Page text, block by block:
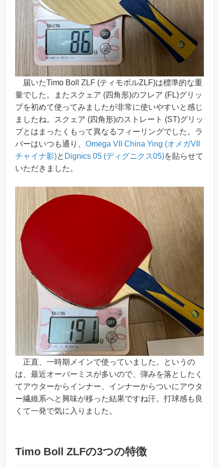
届いたTimo Boll ZLF (ティモボルZLF)は標準的な重
量でした。またスクェア (四角形)のフレア (FL)グリッ
プを初めて使ってみましたが非常に使いやすいと感じ
ましたね。スクェア (四角形)のストレート (ST)グリッ
プとはまったくもって異なるフィーリングでした。ラ
バーはいつも通り、 Omega VII China Ying (オメガVII
チャイナ影)と Dignics 05 (ディグニクス05)を貼らせて
いただきました。
正直、一時期メインで使っていました。というの
は、最近オーバーミスが多いので、弾みを落としたく
てアウターからインナー、インナーからついにアウタ
ー繊維系へと興味が移った結果ですね汗。打球感も良
くて一発で気に入りました。
Timo Boll ZLFの3つの特徴